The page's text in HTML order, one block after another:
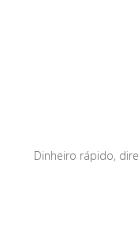
Dinheiro rápido,